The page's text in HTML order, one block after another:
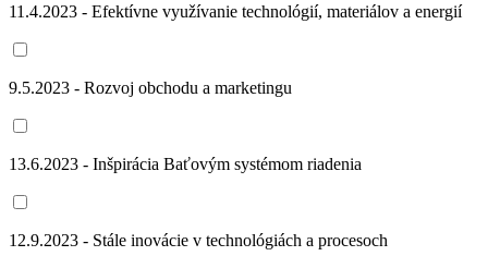
11.4.2023 - Efektívne využívanie technológií, materiálov a energií
9.5.2023 - Rozvoj obchodu a marketingu
13.6.2023 - Inšpirácia Baťovým systémom riadenia
12.9.2023 - Stále inovácie v technológiách a procesoch